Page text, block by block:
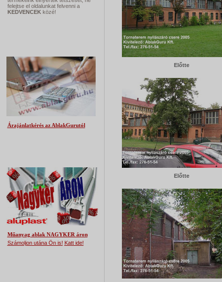
felejtse el oldalunkat felvenni a
KEDVENCEK közé!
Árajánlatkérés az AblakGurutól
Műanyag ablak NAGYKER áron
Számoljon utána Ön is! Katt ide!
Előtte
Előtte